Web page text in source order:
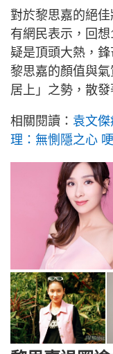
對於黎思嘉的絕
有網民表示，回
疑是頂頭大熱，
黎思嘉的顏值與
居上」之勢，散
相關閱讀： 袁文
理：無惻隱之心